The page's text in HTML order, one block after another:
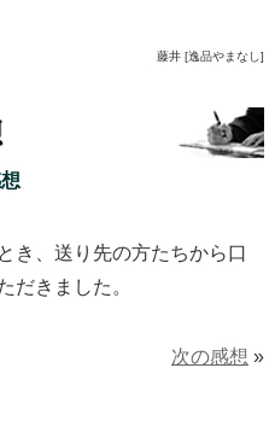
藤井 [逸品やまなし]
き、送り先の方たちから口
だきました。
次の感想 »